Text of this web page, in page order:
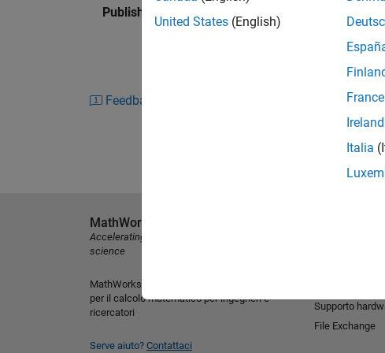
Published: 5 Mar 2018
Feedback
United States (English)
France
Ireland
Italia
MathWorks
Accelerating the pace of engineering and
science
MathWorks è leader nello sviluppo di software
per il calcolo matematico per ingegneri e
ricercatori
Serve aiuto? Contattaci
Supporto
File Exchange